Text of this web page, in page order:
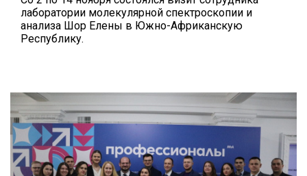
лаборатории молекулярной спектроскопии и
анализа Шор Елены в Южно-Африканскую
Республику.